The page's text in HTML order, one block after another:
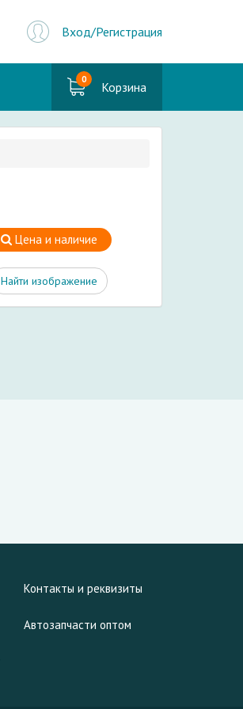
Вход/Регистрация
0 Корзина
Цена и наличие
Найти изображение
Контакты и реквизиты
Автозапчасти оптом